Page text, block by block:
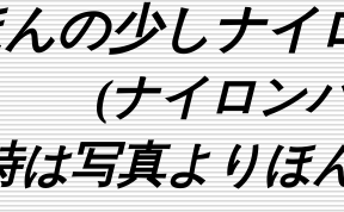
の少しナイ
(ナイロン
は写真よりほ